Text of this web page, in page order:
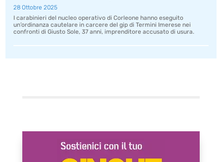
28 Ottobre 2025
I carabinieri del nucleo operativo di Corleone hanno eseguito
un’ordinanza cautelare in carcere del gip di Termini Imerese nei
confronti di Giusto Sole, 37 anni, imprenditore accusato di usura.